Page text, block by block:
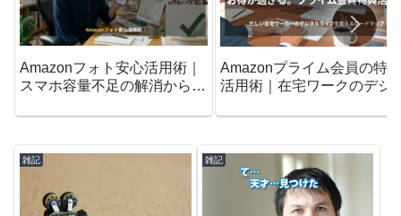
Amazonフォト安心活用術｜
スマホ容量不足の解消から削
Amazonプライム会員の特典
活用術｜在宅ワークのデジ
プ
雑記 雑記